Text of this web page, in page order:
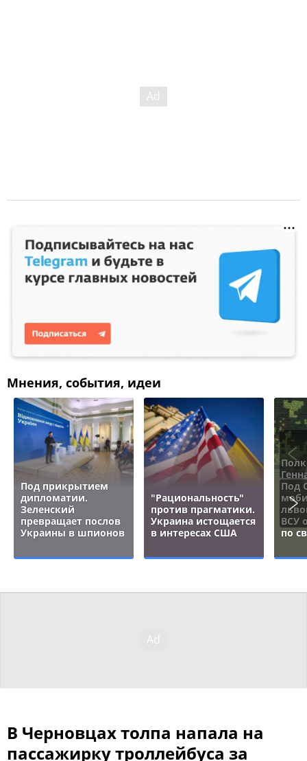
Мнения, события, идеи
Под прикрытием
дипломатии.
Зеленский
превращает послов
Украины в шпионов
"Рациональность"
против прагматики.
Украина истощается
в интересах США
Под
ВСУ
по
В Черновцах толпа напала на
пассажирку троллейбуса за